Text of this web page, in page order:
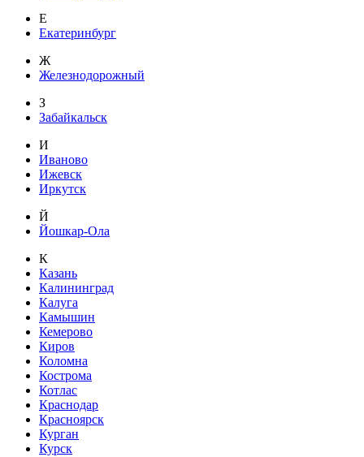
Е
Екатеринбург
Ж
Железнодорожный
З
Забайкальск
И
Иваново
Ижевск
Иркутск
Й
Йошкар-Ола
К
Казань
Калининград
Калуга
Камышин
Кемерово
Киров
Коломна
Кострома
Котлас
Краснодар
Красноярск
Курган
Курск